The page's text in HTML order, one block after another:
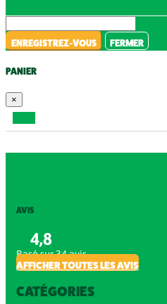
ENREGISTREZ-VOUS FERMER
PANIER
×
AVIS
4,8
Basé sur 34 avis
AFFICHER TOUTES LES AVIS
CATÉGORIES